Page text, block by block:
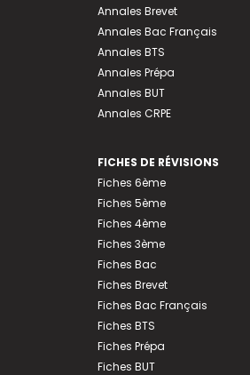
Annales Brevet
Annales Bac Français
Annales BTS
Annales Prépa
Annales BUT
Annales CRPE
FICHES DE RÉVISIONS
Fiches 6ème
Fiches 5ème
Fiches 4ème
Fiches 3ème
Fiches Bac
Fiches Brevet
Fiches Bac Français
Fiches BTS
Fiches Prépa
Fiches BUT